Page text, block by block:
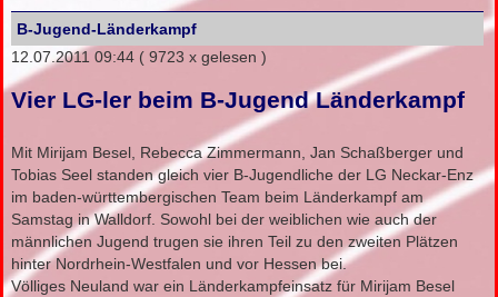
B-Jugend-Länderkampf
12.07.2011 09:44 ( 9723 x gelesen )
Vier LG-ler beim B-Jugend Länderkampf
Mit Mirijam Besel, Rebecca Zimmermann, Jan Schaßberger und
Tobias Seel standen gleich vier B-Jugendliche der LG Neckar-Enz
im baden-württembergischen Team beim Länderkampf am
Samstag in Walldorf. Sowohl bei der weiblichen wie auch der
männlichen Jugend trugen sie ihren Teil zu den zweiten Plätzen
hinter Nordrhein-Westfalen und vor Hessen bei.
Völliges Neuland war ein Länderkampfeinsatz für Mirijam Besel